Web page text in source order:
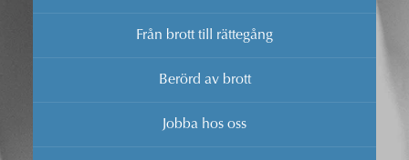
Från brott till rättegång
Berörd av brott
Jobba hos oss